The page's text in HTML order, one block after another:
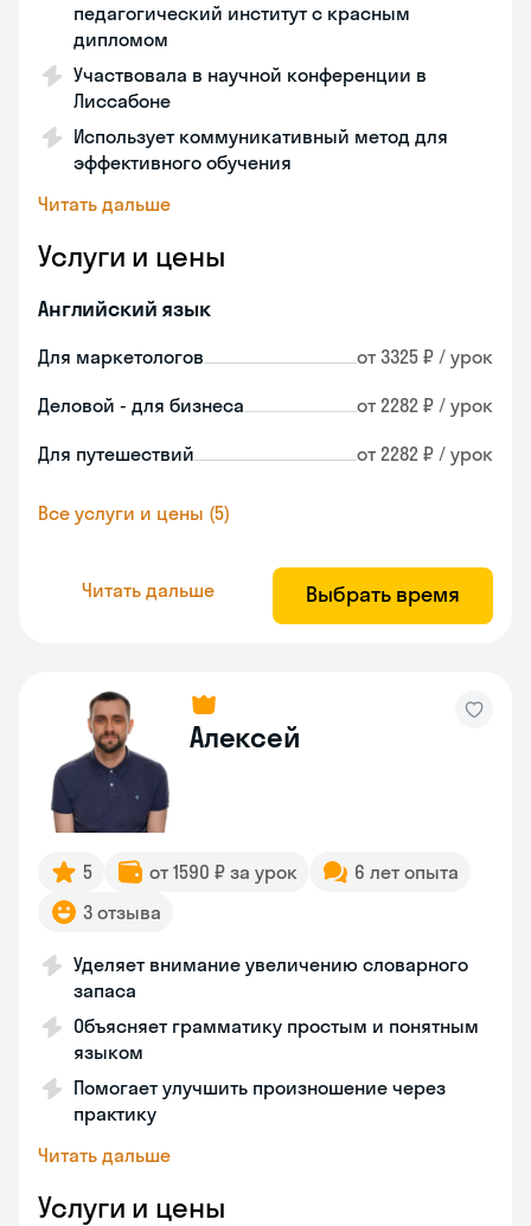
педагогический институт с красным
дипломом
Участвовала в научной конференции в
Лиссабоне
Использует коммуникативный метод для
эффективного обучения
Читать дальше
Услуги и цены
Английский язык
Для маркетологов от 3325 ₽ / урок
Деловой - для бизнеса от 2282 ₽ / урок
Для путешествий от 2282 ₽ / урок
Все услуги и цены (5)
Читать дальше Выбрать время
Алексей
5 от 1590 ₽ за урок
6 лет опыта
3 отзыва
Уделяет внимание увеличению словарного
запаса
Объясняет грамматику простым и понятным
языком
Помогает улучшить произношение через
практику
Читать дальше
Услуги и цены